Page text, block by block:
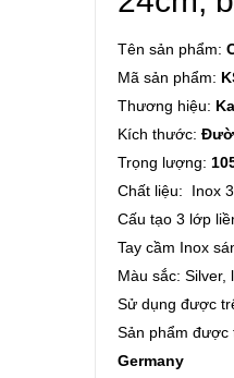
Tên sản phẩm:
Mã sản phẩm:
Thương hiệu:
Kích thước:
Trọng lượng:
Chất liệu: Inox
Cấu tạo 3 lớp
Tay cầm Inox
Màu sắc: Silver,
Sử dụng được
Sản phẩm được
Germany